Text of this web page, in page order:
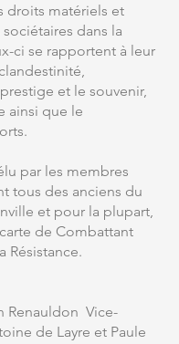
droits matériels et
dans la
ci se rapportent à leur
et le souvenir,
ainsi que le
par les membres
tous des anciens du
et pour la plupart,
de Combattant
Résistance.
Renauldon Vice-
de Layre et Paule